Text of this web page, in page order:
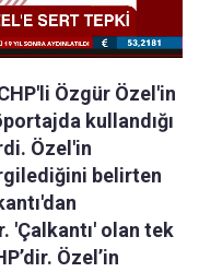
Özgür Özel'in
kullandığı
Özel'in
belirten
'Çalkantı' olan tek
Özel’in